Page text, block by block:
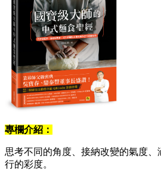
專欄介紹：
思考不同的角度、接納改變的氣度
行的彩度。